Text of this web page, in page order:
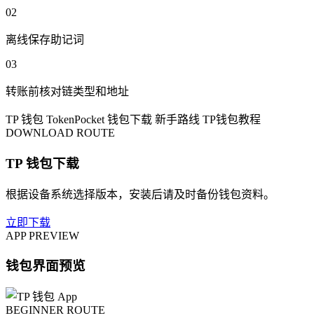
02
离线保存助记词
03
转账前核对链类型和地址
TP 钱包 TokenPocket 钱包下载 新手路线 TP钱包教程
DOWNLOAD ROUTE
TP 钱包下载
根据设备系统选择版本，安装后请及时备份钱包资料。
立即下载
APP PREVIEW
钱包界面预览
BEGINNER ROUTE